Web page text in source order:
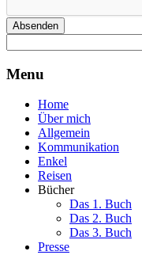
Absenden
Menu
Home
Über mich
Allgemein
Kommunikation
Enkel
Reisen
Bücher
Das 1. Buch
Das 2. Buch
Das 3. Buch
Presse